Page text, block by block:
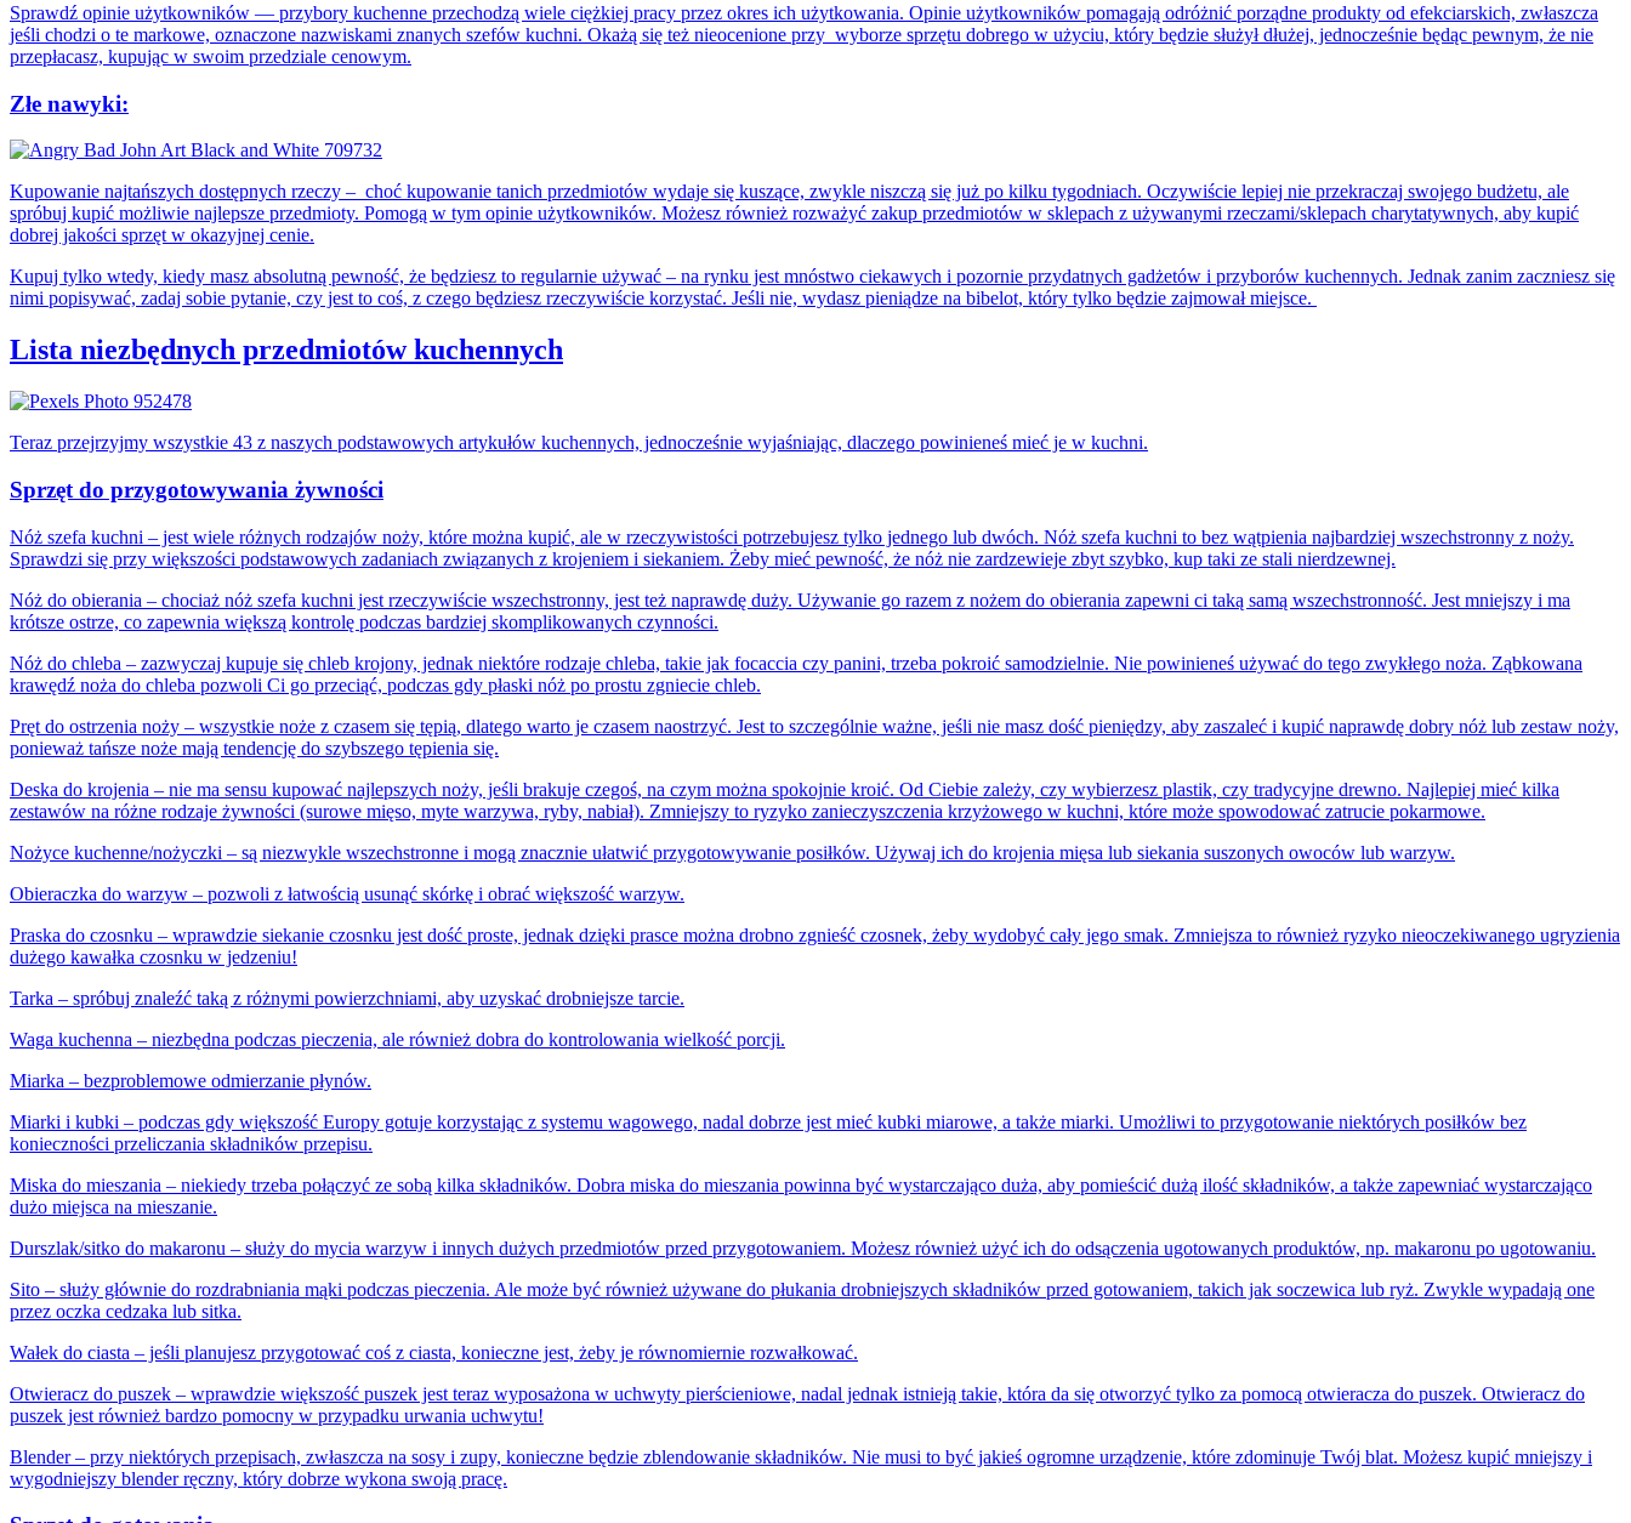
Sprawdź opinie użytkowników — przybory kuchenne przechodzą wiele ciężkiej pracy przez okres ich użytkowania. Opinie użytkowników pomagają odróżnić porządne produkty od efekciarskich, zwłaszcza
jeśli chodzi o te markowe, oznaczone nazwiskami znanych szefów kuchni. Okażą się też nieocenione przy wyborze sprzętu dobrego w użyciu, który będzie służył dłużej, jednocześnie będąc pewnym, że nie
przepłacasz, kupując w swoim przedziale cenowym.
Złe nawyki:
Kupowanie najtańszych dostępnych rzeczy – choć kupowanie tanich przedmiotów wydaje się kuszące, zwykle niszczą się już po kilku tygodniach. Oczywiście lepiej nie przekraczaj swojego budżetu, ale
spróbuj kupić możliwie najlepsze przedmioty. Pomogą w tym opinie użytkowników. Możesz również rozważyć zakup przedmiotów w sklepach z używanymi rzeczami/sklepach charytatywnych, aby kupić
dobrej jakości sprzęt w okazyjnej cenie.
Kupuj tylko wtedy, kiedy masz absolutną pewność, że będziesz to regularnie używać – na rynku jest mnóstwo ciekawych i pozornie przydatnych gadżetów i przyborów kuchennych. Jednak zanim zaczniesz się
nimi popisywać, zadaj sobie pytanie, czy jest to coś, z czego będziesz rzeczywiście korzystać. Jeśli nie, wydasz pieniądze na bibelot, który tylko będzie zajmował miejsce.
Lista niezbędnych przedmiotów kuchennych
Teraz przejrzyjmy wszystkie 43 z naszych podstawowych artykułów kuchennych, jednocześnie wyjaśniając, dlaczego powinieneś mieć je w kuchni.
Sprzęt do przygotowywania żywności
Nóż szefa kuchni – jest wiele różnych rodzajów noży, które można kupić, ale w rzeczywistości potrzebujesz tylko jednego lub dwóch. Nóż szefa kuchni to bez wątpienia najbardziej wszechstronny z noży.
Sprawdzi się przy większości podstawowych zadaniach związanych z krojeniem i siekaniem. Żeby mieć pewność, że nóż nie zardzewieje zbyt szybko, kup taki ze stali nierdzewnej.
Nóż do obierania – chociaż nóż szefa kuchni jest rzeczywiście wszechstronny, jest też naprawdę duży. Używanie go razem z nożem do obierania zapewni ci taką samą wszechstronność. Jest mniejszy i ma
krótsze ostrze, co zapewnia większą kontrolę podczas bardziej skomplikowanych czynności.
Nóż do chleba – zazwyczaj kupuje się chleb krojony, jednak niektóre rodzaje chleba, takie jak focaccia czy panini, trzeba pokroić samodzielnie. Nie powinieneś używać do tego zwykłego noża. Ząbkowana
krawędź noża do chleba pozwoli Ci go przeciąć, podczas gdy płaski nóż po prostu zgniecie chleb.
Pręt do ostrzenia noży – wszystkie noże z czasem się tępią, dlatego warto je czasem naostrzyć. Jest to szczególnie ważne, jeśli nie masz dość pieniędzy, aby zaszaleć i kupić naprawdę dobry nóż lub zestaw noży,
ponieważ tańsze noże mają tendencję do szybszego tępienia się.
Deska do krojenia – nie ma sensu kupować najlepszych noży, jeśli brakuje czegoś, na czym można spokojnie kroić. Od Ciebie zależy, czy wybierzesz plastik, czy tradycyjne drewno. Najlepiej mieć kilka
zestawów na różne rodzaje żywności (surowe mięso, myte warzywa, ryby, nabiał). Zmniejszy to ryzyko zanieczyszczenia krzyżowego w kuchni, które może spowodować zatrucie pokarmowe.
Nożyce kuchenne/nożyczki – są niezwykle wszechstronne i mogą znacznie ułatwić przygotowywanie posiłków. Używaj ich do krojenia mięsa lub siekania suszonych owoców lub warzyw.
Obieraczka do warzyw – pozwoli z łatwością usunąć skórkę i obrać większość warzyw.
Praska do czosnku – wprawdzie siekanie czosnku jest dość proste, jednak dzięki prasce można drobno zgnieść czosnek, żeby wydobyć cały jego smak. Zmniejsza to również ryzyko nieoczekiwanego ugryzienia
dużego kawałka czosnku w jedzeniu!
Tarka – spróbuj znaleźć taką z różnymi powierzchniami, aby uzyskać drobniejsze tarcie.
Waga kuchenna – niezbędna podczas pieczenia, ale również dobra do kontrolowania wielkość porcji.
Miarka – bezproblemowe odmierzanie płynów.
Miarki i kubki – podczas gdy większość Europy gotuje korzystając z systemu wagowego, nadal dobrze jest mieć kubki miarowe, a także miarki. Umożliwi to przygotowanie niektórych posiłków bez
konieczności przeliczania składników przepisu.
Miska do mieszania – niekiedy trzeba połączyć ze sobą kilka składników. Dobra miska do mieszania powinna być wystarczająco duża, aby pomieścić dużą ilość składników, a także zapewniać wystarczająco
dużo miejsca na mieszanie.
Durszlak/sitko do makaronu – służy do mycia warzyw i innych dużych przedmiotów przed przygotowaniem. Możesz również użyć ich do odsączenia ugotowanych produktów, np. makaronu po ugotowaniu.
Sito – służy głównie do rozdrabniania mąki podczas pieczenia. Ale może być również używane do płukania drobniejszych składników przed gotowaniem, takich jak soczewica lub ryż. Zwykle wypadają one
przez oczka cedzaka lub sitka.
Wałek do ciasta – jeśli planujesz przygotować coś z ciasta, konieczne jest, żeby je równomiernie rozwałkować.
Otwieracz do puszek – wprawdzie większość puszek jest teraz wyposażona w uchwyty pierścieniowe, nadal jednak istnieją takie, która da się otworzyć tylko za pomocą otwieracza do puszek. Otwieracz do
puszek jest również bardzo pomocny w przypadku urwania uchwytu!
Blender – przy niektórych przepisach, zwłaszcza na sosy i zupy, konieczne będzie zblendowanie składników. Nie musi to być jakieś ogromne urządzenie, które zdominuje Twój blat. Możesz kupić mniejszy i
wygodniejszy blender ręczny, który dobrze wykona swoją pracę.